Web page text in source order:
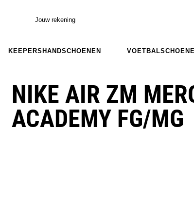
Jouw rekening
KEEPERSHANDSCHOENEN
NIKE AIR ZM
ACADEMY FG/MG